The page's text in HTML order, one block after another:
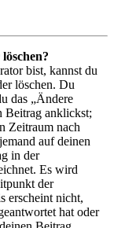
bist, kannst du
löschen. Du
das „Ändere
Beitrag anklickst;
Zeitraum nach
auf deinen
in der
Es wird
der
erscheint nicht,
hat oder